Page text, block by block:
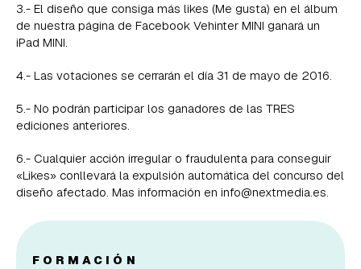
3.- El diseño que consiga más likes (Me gusta) en el álbum
de nuestra página de Facebook Vehinter MINI ganará un
iPad MINI.
4.- Las votaciones se cerrarán el día 31 de mayo de 2016.
5.- No podrán participar los ganadores de las TRES
ediciones anteriores.
6.- Cualquier acción irregular o fraudulenta para conseguir
«Likes» conllevará la expulsión automática del concurso del
diseño afectado. Mas información en info@nextmedia.es.
FORMACIÓN